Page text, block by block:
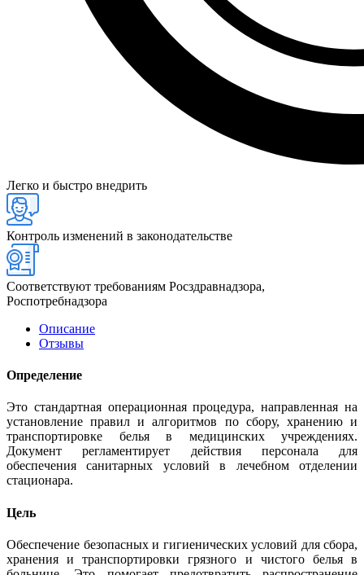
Легко и быстро внедрить
Контроль изменений в законодательстве
Соответствуют требованиям Росздравнадзора,
Роспотребнадзора
Описание
Отзывы
Определение
Это стандартная операционная процедура, направленная на
установление правил и алгоритмов по сбору, хранению и
транспортировке белья в медицинских учреждениях.
Документ регламентирует действия персонала для
обеспечения санитарных условий в лечебном отделении
стационара.
Цель
Обеспечение безопасных и гигиенических условий для сбора,
хранения и транспортировки грязного и чистого белья в